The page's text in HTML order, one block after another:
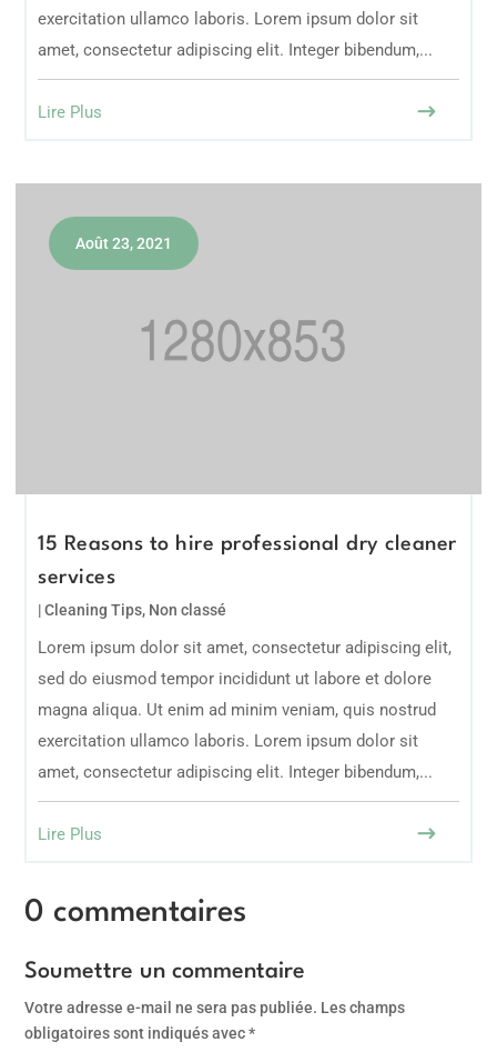
exercitation ullamco laboris. Lorem ipsum dolor sit
amet, consectetur adipiscing elit. Integer bibendum,...
Lire Plus
15 Reasons to hire professional dry cleaner
services
Août 23, 2021
|Cleaning Tips, Non classé
Lorem ipsum dolor sit amet, consectetur adipiscing elit,
sed do eiusmod tempor incididunt ut labore et dolore
magna aliqua. Ut enim ad minim veniam, quis nostrud
exercitation ullamco laboris. Lorem ipsum dolor sit
amet, consectetur adipiscing elit. Integer bibendum,...
Lire Plus
0 commentaires
Soumettre un commentaire
Votre adresse e-mail ne sera pas publiée. Les champs
obligatoires sont indiqués avec*